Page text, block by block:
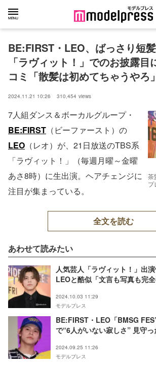
BE:FIRST・LEO、ばっさり短
「ラヴィット！」でのお披露目
コミ「散髪は初めてちゃうやろ」
2024.11.21 10:26 310,454 views
茶
プ
7人組ダンス＆ボーカルグループ・
BE:FIRST （ビーファースト）の
LEO （レオ）が、21日放送のTBS系
「ラヴィット！」（毎週月曜～金曜
あさ8時）に生出演。ヘアチェンジに
注目が集まっている。
全文を読む
あわせて読みたい
人気芸人「ラヴィット！」出
LEOと酷似「文言も写真も完
2024.10.03 11:29
モデルプレス
BE:FIRST・LEO「BMSG
で“6人がいない寂しさ” 見守
2024.09.25 11:26
モデルプレス